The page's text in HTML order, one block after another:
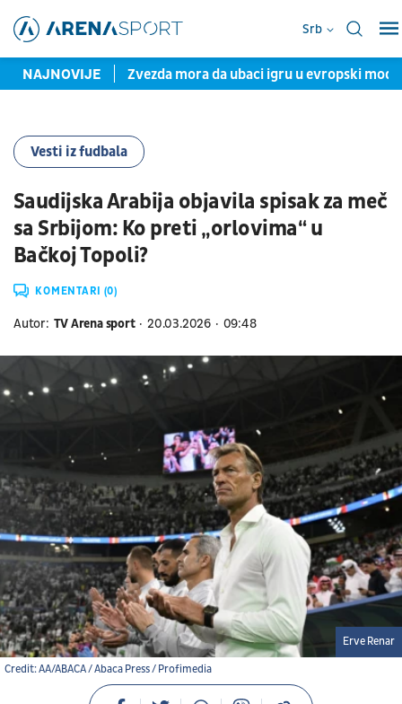
Srb
NAJNOVIJE
igrača Zvezde Zvezda mora da ubaci igru u evropski mod
Vesti iz fudbala
Saudijska Arabija objavila spisak za meč
sa Srbijom: Ko preti „orlovima“ u
Bačkoj Topoli?
KOMENTARI (0)
Autor: TV Arena sport 20.03.2026 09:48
Credit: AA/ABACA / Abaca Press / Profimedia
Erve Renar